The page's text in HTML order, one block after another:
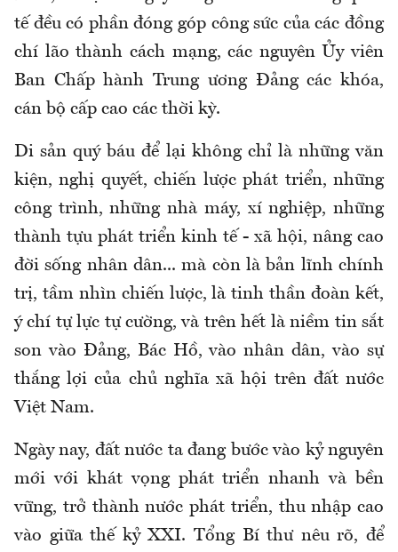
tế đều có phần đóng góp công sức của các đồng
chí lão thành cách mạng, các nguyên Ủy viên
Ban Chấp hành Trung ương Đảng các khóa,
cán bộ cấp cao các thời kỳ.
Di sản quý báu để lại không chỉ là những văn
kiện, nghị quyết, chiến lược phát triển, những
công trình, những nhà máy, xí nghiệp, những
thành tựu phát triển kinh tế - xã hội, nâng cao
đời sống nhân dân... mà còn là bản lĩnh chính
trị, tầm nhìn chiến lược, là tinh thần đoàn kết,
ý chí tự lực tự cường, và trên hết là niềm tin sắt
son vào Đảng, Bác Hồ, vào nhân dân, vào sự
thắng lợi của chủ nghĩa xã hội trên đất nước
Việt Nam.
Ngày nay, đất nước ta đang bước vào kỷ nguyên
mới với khát vọng phát triển nhanh và bền
vững, trở thành nước phát triển, thu nhập cao
vào giữa thế kỷ XXI. Tổng Bí thư nêu rõ, để